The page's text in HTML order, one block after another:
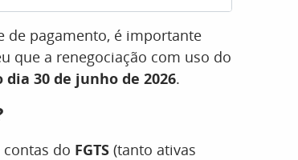
de pagamento, é importante
que a renegociação com uso do
dia 30 de junho de 2026.
do FGTS (tanto ativas